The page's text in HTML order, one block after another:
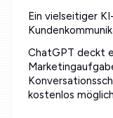
Ein vielseitiger
ChatGPT deckt
kostenlos